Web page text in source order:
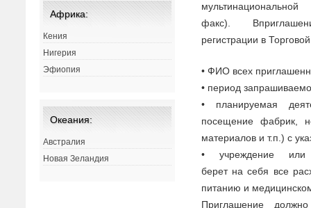
мультинациона
факс). В
регистрации в Торгов
• ФИО всех
• период запрашив
• планируемая
посещение фабрик,
материалов и т.п.) с
• учреждение
берет на себя все
питанию и
Приглашение
Африка:
Кения
Нигерия
Эфиопия
Океания:
Австралия
Новая Зеландия